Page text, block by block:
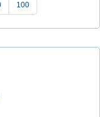
100